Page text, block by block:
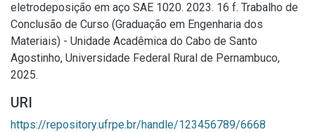
eletrodeposição em aço SAE 1020. 2023. 16 f. Trabalho de
Conclusão de Curso (Graduação em Engenharia dos
Materiais) - Unidade Acadêmica do Cabo de Santo
Agostinho, Universidade Federal Rural de Pernambuco,
2025.
URI
https://repository.ufrpe.br/handle/123456789/6668